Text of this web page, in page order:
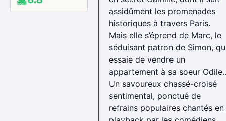
assidûment les promenades
historiques à travers Paris.
Mais elle s’éprend de Marc, le
séduisant patron de Simon,
essaie de vendre un
appartement à sa soeur
Un savoureux chassé-croisé
sentimental, ponctué de
refrains populaires chantés en